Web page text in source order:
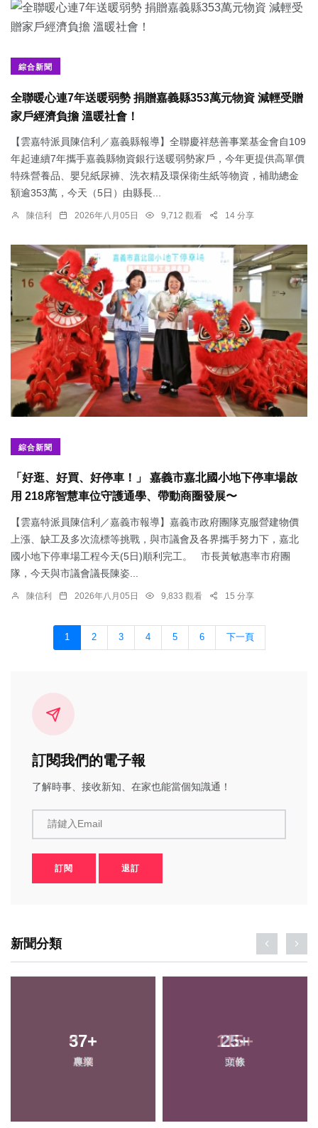
綜合新聞
全聯暖心連7年送暖弱勢 捐贈嘉義縣353萬元物資 減輕受贈
家戶經濟負擔 溫暖社會！
【雲嘉特派員陳信利／嘉義縣報導】全聯慶祥慈善事業基金會自109
年起連續7年攜手嘉義縣物資銀行送暖弱勢家戶，今年更提供高單價
特殊營養品、嬰兒紙尿褲、洗衣精及環保衛生紙等物資，補助總金
額逾353萬，今天（5日）由縣長...
陳信利 2026年八月05日 9,712 觀看 14 分享
綜合新聞
「好逛、好買、好停車！」 嘉義市嘉北國小地下停車場啟
用 218席智慧車位守護通學、帶動商圈發展〜
【雲嘉特派員陳信利／嘉義市報導】嘉義市政府團隊克服營建物價
上漲、缺工及多次流標等挑戰，與市議會及各界攜手努力下，嘉北
國小地下停車場工程今天(5日)順利完工。 市長黃敏惠率市府團
隊，今天與市議會議長陳姿...
陳信利 2026年八月05日 9,833 觀看 15 分享
1 2 3 4 5 6 下一頁
訂閱我們的電子報
了解時事、接收新知、在家也能當個知識通！
請鍵入Email
訂閱 退訂
新聞分類
37+
農業
25+
頭條